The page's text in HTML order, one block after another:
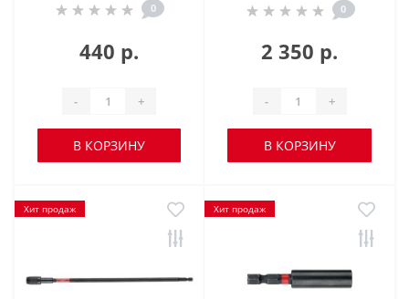
0
440 р.
- +
В КОРЗИНУ
0
2 350 р.
- +
В КОРЗИНУ
Хит продаж Хит продаж